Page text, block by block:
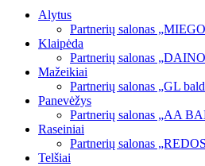
Alytus
Partnerių salonas
Klaipėda
Partnerių salonas
Mažeikiai
Partnerių salonas „GL
Panevėžys
Partnerių salonas „AA
Raseiniai
Partnerių salonas
Telšiai